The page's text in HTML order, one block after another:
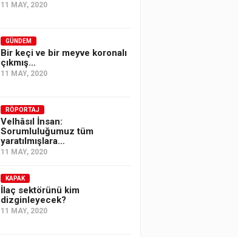
11 MAY, 2020
GÜNDEM
Bir keçi ve bir meyve koronalı
çıkmış…
11 MAY, 2020
RÖPORTAJ
Velhâsıl İnsan:
Sorumluluğumuz tüm
yaratılmışlara…
11 MAY, 2020
KAPAK
İlaç sektörünü kim
dizginleyecek?
11 MAY, 2020